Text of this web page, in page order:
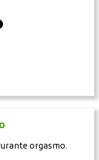
orgasmo.